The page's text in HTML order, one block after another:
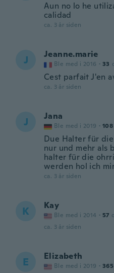
Aun no lo he
calidad
ca. 3 år siden
J Jeanne.marie
Ble med i 2016 · 33
Cest parfait J'en
ca. 3 år siden
J Jana
Ble med i 2019 · 108
Due Halter für
nur und mehr als
halter für die
werden hol ich
ca. 3 år siden
K Kay
Ble med i 2014 · 57
ca. 3 år siden
E Elizabeth
Ble med i 2019 · 365